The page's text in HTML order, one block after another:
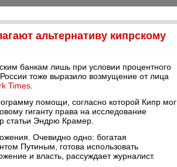
альтернативу кипрскому
банкам лишь при условии процентного
тоже выразило возмущение от лица
Times
помощи, согласно которой Кипр мог
гиганту права на исследование
статьи Эндрю Крамер.
Очевидно одно: богатая
Путиным, готова использовать
и власть, рассуждает журналист.